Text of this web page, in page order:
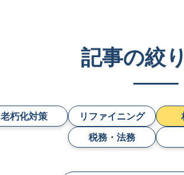
記事の絞
老朽化対策 リファイニング
税務・法務